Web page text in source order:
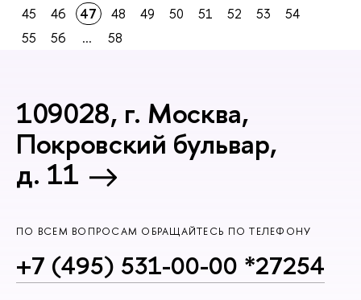
45
46 47 48 49 50 51 52 53
54
55
56 ... 58
109028, г. Москва,
Покровский бульвар,
д. 11
ПО ВСЕМ ВОПРОСАМ ОБРАЩАЙТЕСЬ ПО ТЕЛЕФОНУ
+7 (495) 531-00-00 *27254